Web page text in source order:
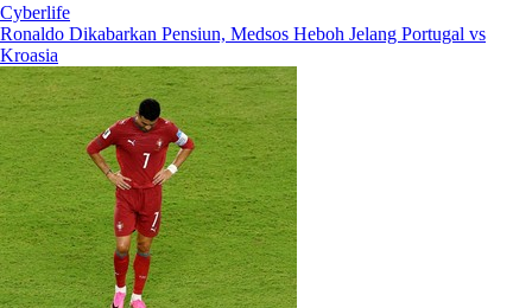
Cyberlife
Ronaldo Dikabarkan Pensiun, Medsos Heboh Jelang Portugal vs
Kroasia